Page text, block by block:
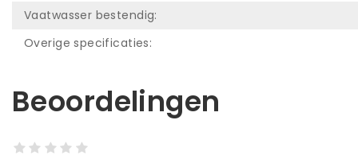
Vaatwasser bestendig:
Overige specificaties:
Beoordelingen